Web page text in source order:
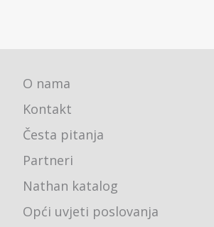
O nama
Kontakt
Česta pitanja
Partneri
Nathan katalog
Opći uvjeti poslovanja